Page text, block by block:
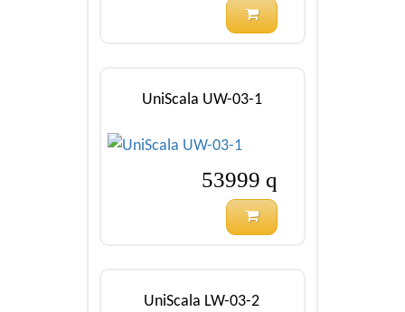
UniScala UW-03-1
53999 q
UniScala LW-03-2